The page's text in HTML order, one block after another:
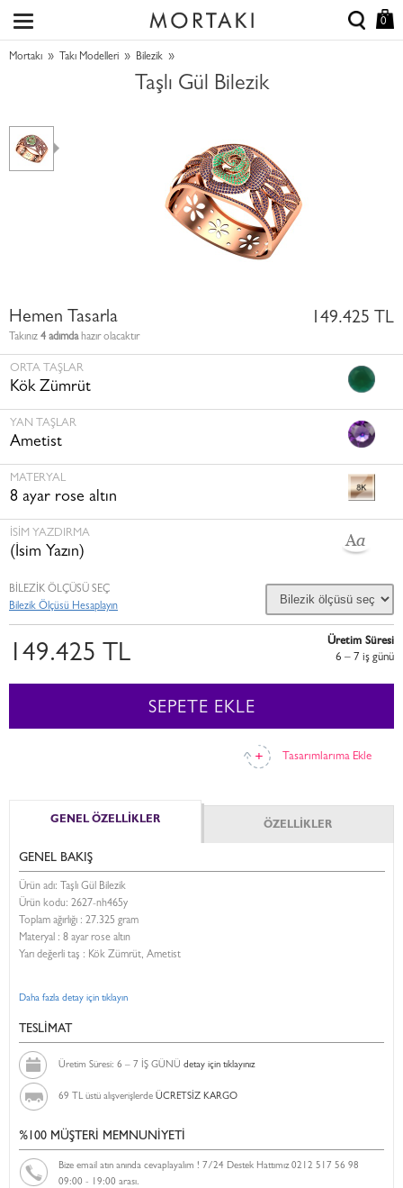
0
Mortakı » Takı Modelleri » Bilezik »
Taşlı Gül Bilezik
Hemen Tasarla
Takınız 4 adımdahazır olacaktır
149.425 TL
ORTA TAŞLAR
Kök Zümrüt
YAN TAŞLAR
Ametist
MATERYAL
8 ayar rose altın
İSİM YAZDIRMA
(İsim Yazın)
Tasarımlarıma Ekle
BİLEZİK ÖLÇÜSÜ SEÇ
Bilezik Ölçüsü Hesaplayın
149.425 TL
Üretim Süresi
6 – 7 i̇ş günü
SEPETE EKLE
GENEL ÖZELLİKLER ÖZELLİKLER
GENEL BAKIŞ
Ürün adı: Taşlı Gül Bilezik
Ürün kodu: 2627-nh465y
Toplam ağırlığı : 27.325 gram
Materyal : 8 ayar rose altın
Yarı değerli taş : Kök Zümrüt, Ametist
Daha fazla detay için tıklayın
TESLİMAT
Üretim Süresi: 6 – 7 İŞ GÜNÜ detay için tıklayınız
69 TL üstü alışverişlerde ÜCRETSİZ KARGO
%100 MÜŞTERİ MEMNUNİYETİ
Bize email atın anında cevaplayalım ! 7/24 Destek Hattımız 0212 517 56 98
09:00 - 19:00 arası.